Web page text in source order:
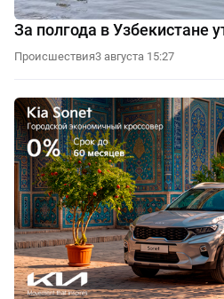
За полгода в Узбекистане
Происшествия3 августа 15:27